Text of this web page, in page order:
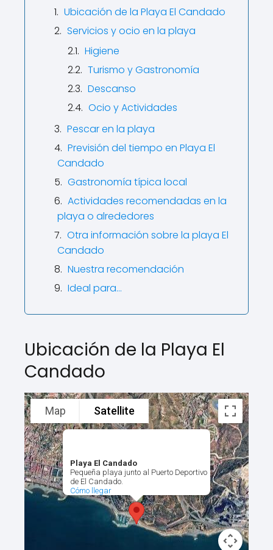
Ubicación de la Playa El Candado
Servicios y ocio en la playa
Higiene
Turismo y Gastronomía
Descanso
Ocio y Actividades
Pescar en la playa
Previsión del tiempo en Playa El
Candado
Gastronomía típica local
Actividades recomendadas en la
playa o alrededores
Otra información sobre la playa El
Candado
Nuestra recomendación
Ideal para…
Ubicación de la Playa El
Candado
Playa El Candado
Pequeña playa junto al Puerto Deportivo
de El Candado.
Cómo llegar
Map Satellite